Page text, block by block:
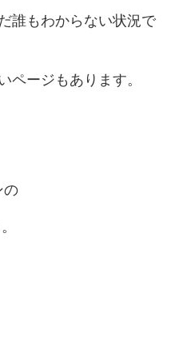
誰もわからない状況で
ページもあります。
の